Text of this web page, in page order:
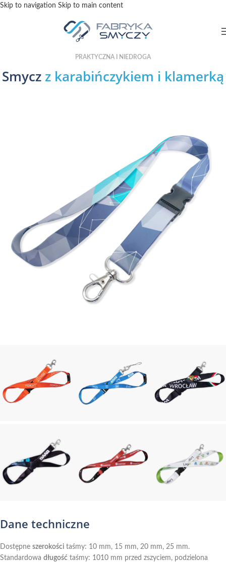
Skip to navigation Skip to main content
PRAKTYCZNA I NIEDROGA
Smyczz karabińczykiem i klamerką
Dane techniczne
Dostępne szerokości taśmy: 10 mm, 15 mm, 20 mm, 25 mm.
Standardowa długość taśmy: 1010 mm przed zszyciem, podzielona